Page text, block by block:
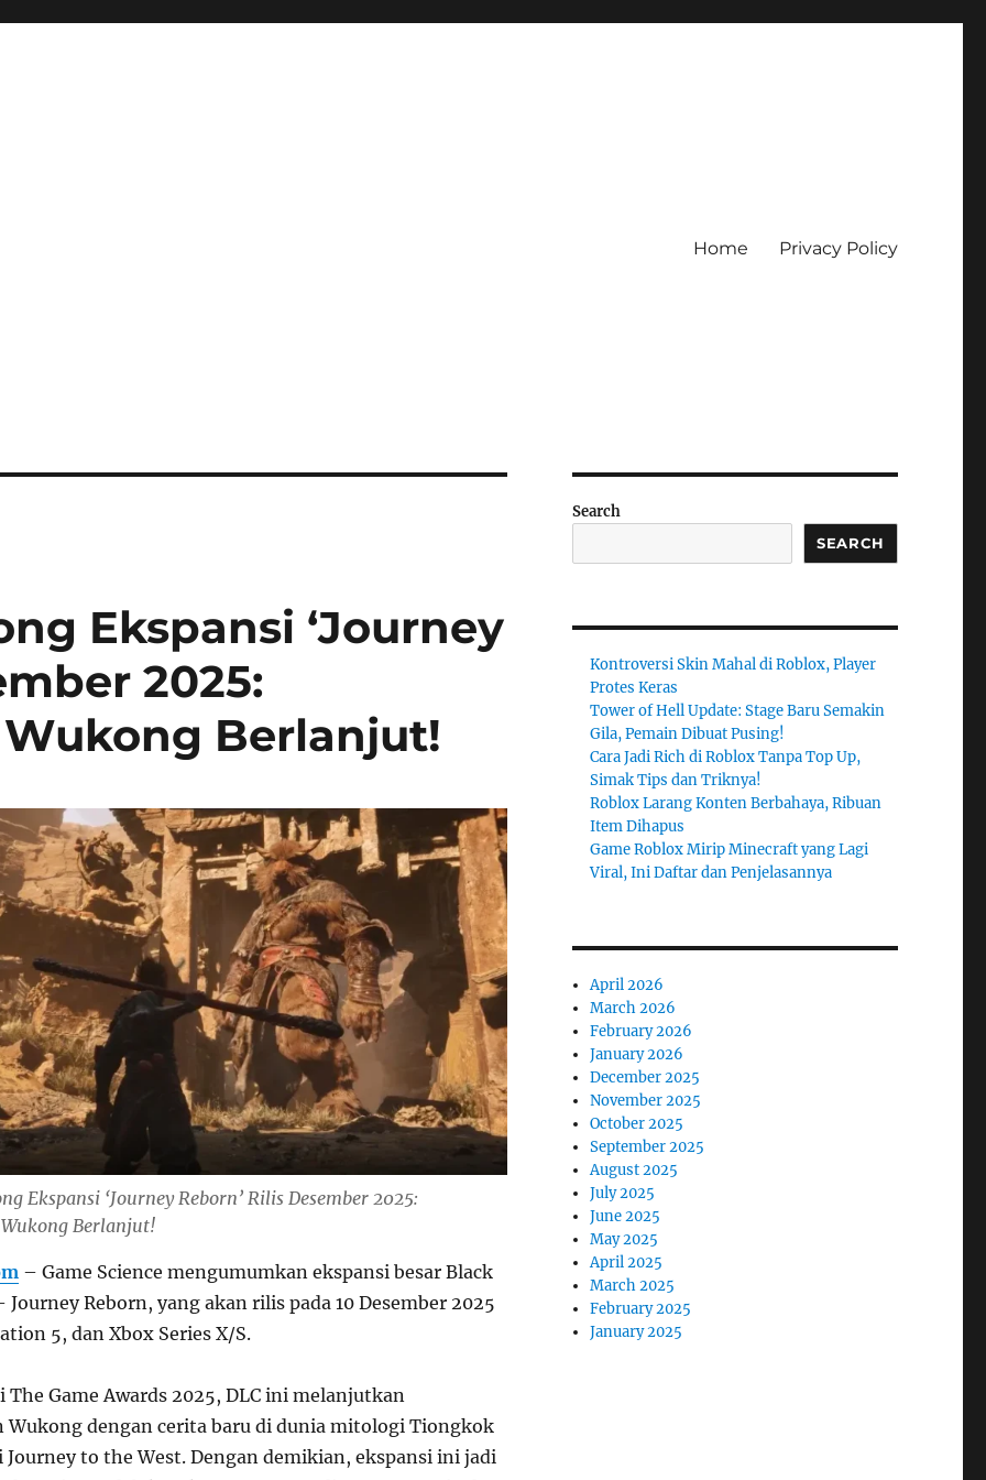
Home Privacy Policy
Ekspansi ‘Journey
2025:
Berlanjut!
Ekspansi ‘Journey Reborn’ Rilis Desember 2025:
Berlanjut!
– Game Science mengumumkan ekspansi besar Black
Reborn, yang akan rilis pada 10 Desember 2025
5, dan Xbox Series X/S.
Game Awards 2025, DLC ini melanjutkan
Wukong dengan cerita baru di dunia mitologi Tiongkok
to the West. Dengan demikian, ekspansi ini jadi
Search
SEARCH
Kontroversi Skin Mahal di Roblox, Player
Protes Keras
Tower of Hell Update: Stage Baru Semakin
Gila, Pemain Dibuat Pusing!
Cara Jadi Rich di Roblox Tanpa Top Up,
Simak Tips dan Triknya!
Roblox Larang Konten Berbahaya, Ribuan
Item Dihapus
Game Roblox Mirip Minecraft yang Lagi
Viral, Ini Daftar dan Penjelasannya
April 2026
March 2026
February 2026
January 2026
December 2025
November 2025
October 2025
September 2025
August 2025
July 2025
June 2025
May 2025
April 2025
March 2025
February 2025
January 2025